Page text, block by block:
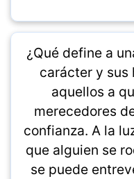
¿Qué define a
carácter y sus
aquellos a
merecedores
confianza. A la
que alguien se
se puede